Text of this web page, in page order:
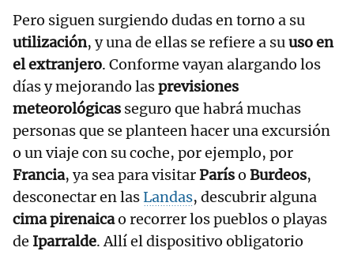
Pero siguen surgiendo dudas en torno a su
utilización, y una de ellas se refiere a suuso en
el extranjero. Conforme vayan alargando los
días y mejorando lasprevisiones
meteorológicas seguro que habrá muchas
personas que se planteen hacer una excursión
o un viaje con su coche, por ejemplo, por
Francia, ya sea para visitarParíso Burdeos,
desconectar en lasLandas, descubrir alguna
cima pirenaicao recorrer los pueblos o playas
de Iparralde. Allí el dispositivo obligatorio